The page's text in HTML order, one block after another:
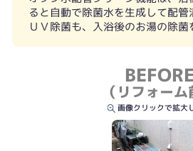
ると自動で除菌水を生成して配管
ＵＶ除菌も、入浴後のお湯の除菌
BEFORE
（リフォーム
画像クリックで拡大